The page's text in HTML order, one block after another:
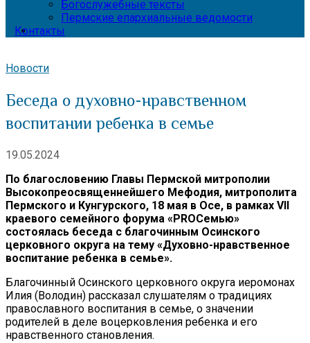
Богослужебные тексты
Пермские епархиальные ведомости
Контакты
Новости
Беседа о духовно-нравственном
воспитании ребенка в семье
19.05.2024
По благословению Главы Пермской митрополии
Высокопреосвященнейшего Мефодия, митрополита
Пермского и Кунгурского, 18 мая в Осе, в рамках VII
краевого семейного форума «PROСемью»
состоялась беседа с благочинным Осинского
церковного округа на тему «Духовно-нравственное
воспитание ребенка в семье».
Благочинный Осинского церковного округа иеромонах
Илия (Володин) рассказал слушателям о традициях
православного воспитания в семье, о значении
родителей в деле воцерковления ребенка и его
нравственного становления.